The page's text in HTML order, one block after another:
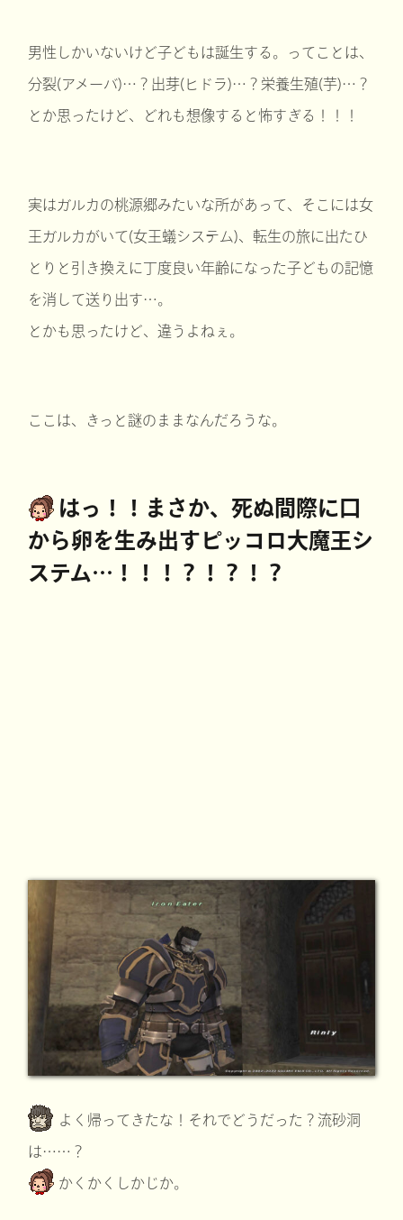
男性しかいないけど子どもは誕生する。ってことは、
分裂(アメーバ)…？出芽(ヒドラ)…？栄養生殖(芋)…？
とか思ったけど、どれも想像すると怖すぎる！！！
実はガルカの桃源郷みたいな所があって、そこには女
王ガルカがいて(女王蟻システム)、転生の旅に出たひ
とりと引き換えに丁度良い年齢になった子どもの記憶
を消して送り出す…。
とかも思ったけど、違うよねぇ。
ここは、きっと謎のままなんだろうな。
はっ！！まさか、死ぬ間際に口
から卵を生み出すピッコロ大魔王シ
ステム…！！！？！？！？
よく帰ってきたな！それでどうだった？流砂洞
は……？
かくかくしかじか。